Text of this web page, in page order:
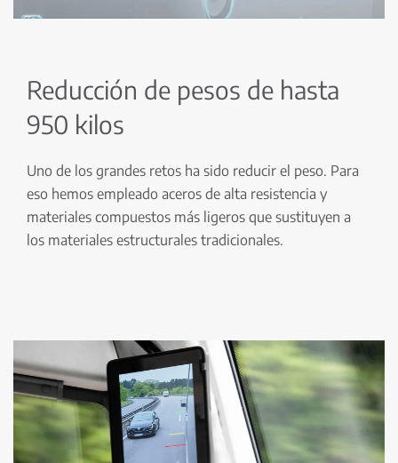
Reducción de pesos de hasta
950 kilos
Uno de los grandes retos ha sido reducir el peso. Para
eso hemos empleado aceros de alta resistencia y
materiales compuestos más ligeros que sustituyen a
los materiales estructurales tradicionales.